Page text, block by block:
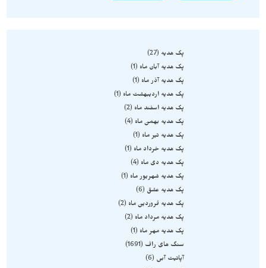
پک هدیه
27
پک هدیه آبان ماه
1
پک هدیه آذر ماه
1
پک هدیه اردیبهشت ماه
1
پک هدیه اسفند ماه
2
پک هدیه بهمن ماه
4
پک هدیه تیر ماه
1
پک هدیه خرداد ماه
1
پک هدیه دی ماه
4
پک هدیه شهریور ماه
1
پک هدیه عشق
6
پک هدیه فروردین ماه
2
پک هدیه مرداد ماه
2
پک هدیه مهر ماه
1
سنگ های راف
1691
آپاتیت آبی
6